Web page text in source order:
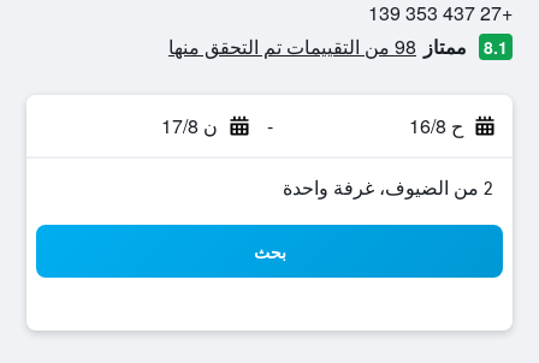
+27 437 353 139
8.1 ممتاز 98 من التقييمات تم التحقق منها
ح 16/8 - ن 17/8
2 من الضيوف، غرفة واحدة
بحث